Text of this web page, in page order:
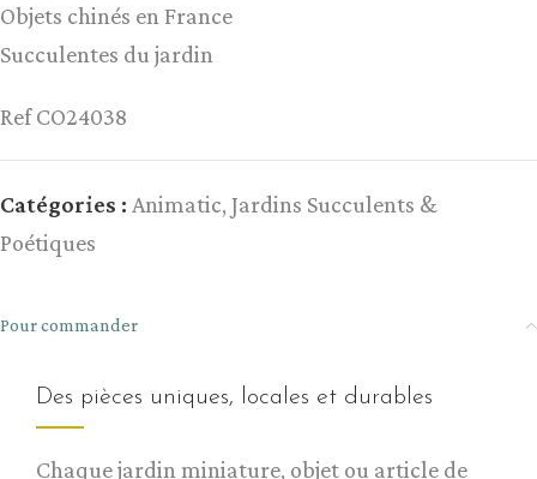
Objets chinés en France
Succulentes du jardin
Ref CO24038
Catégories : Animatic, Jardins Succulents &
Poétiques
Pour commander
Des pièces uniques, locales et durables
Chaque jardin miniature, objet ou article de